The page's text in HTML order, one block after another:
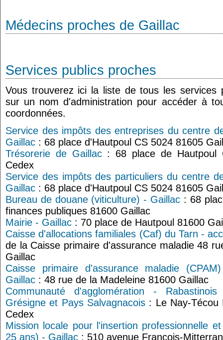
Médecins proches de Gaillac
Services publics proches
Vous trouverez ici la liste de tous les services
sur un nom d'administration pour accéder à
coordonnées.
Service des impôts des entreprises du centre
Gaillac : 68 place d'Hautpoul CS 5024 81605
Trésorerie de Gaillac: 68 place de Hautpoul
Cedex
Service des impôts des particuliers du centre
Gaillac : 68 place d'Hautpoul CS 5024 81605
Bureau de douane (viticulture) - Gaillac : 68
finances publiques 81600 Gaillac
Mairie - Gaillac : 70 place de Hautpoul 81600
Caisse d'allocations familiales (Caf) du Tarn -
de la Caisse primaire d'assurance maladie 48
Gaillac
Caisse primaire d'assurance maladie
Gaillac : 48 rue de la Madeleine 81600 Gaillac
Communauté d'agglomération -
Grésigne et Pays Salvagnacois: Le Nay-Técou
Cedex
Mission locale pour l'insertion professionnelle
25 ans) - Gaillac : 510 avenue François-